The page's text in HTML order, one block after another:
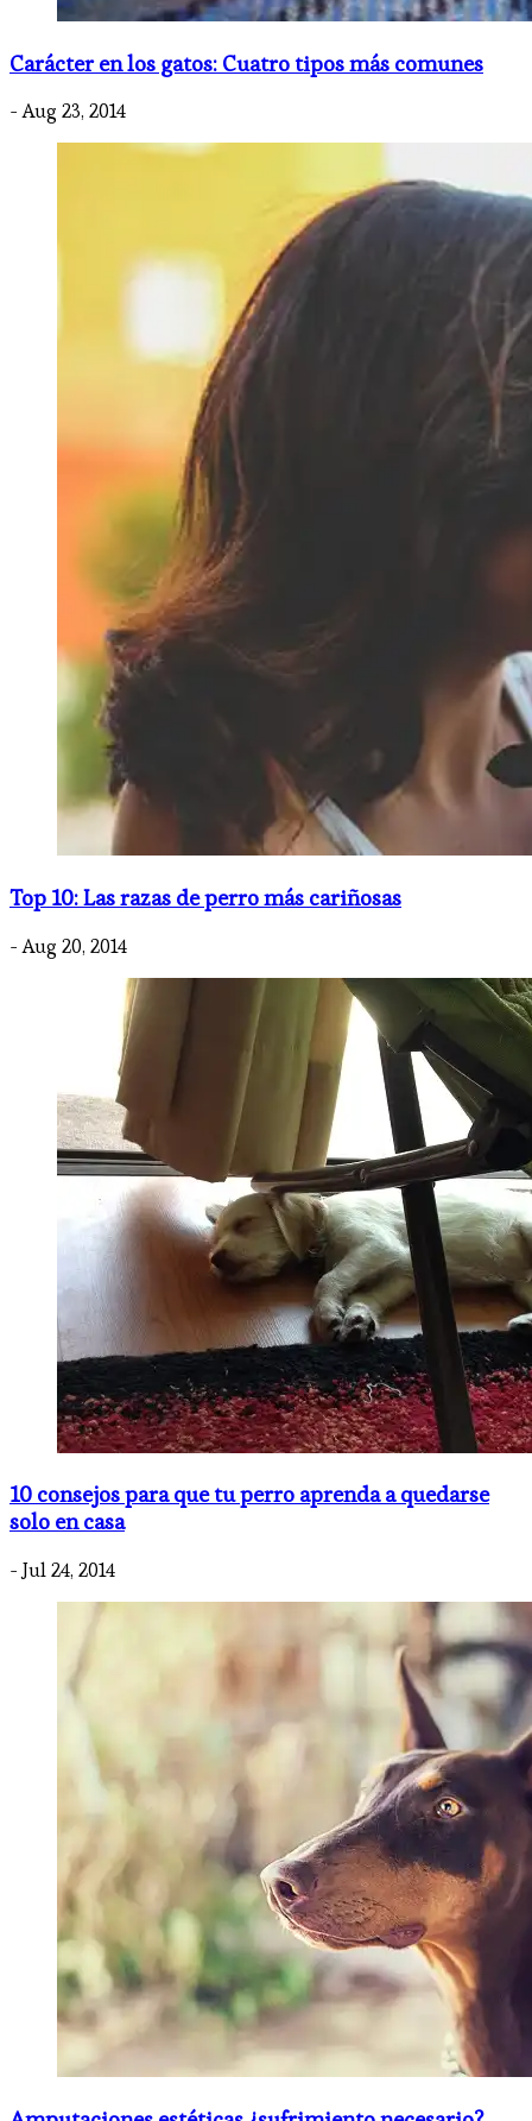
Carácter en los gatos: Cuatro tipos más comunes
- Aug 23, 2014
Top 10: Las razas de perro más cariñosas
- Aug 20, 2014
10 consejos para que tu perro aprenda a quedarse
solo en casa
- Jul 24, 2014